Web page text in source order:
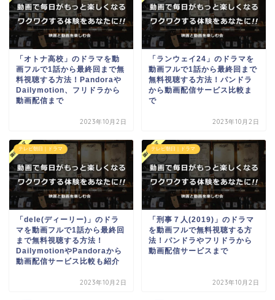
「オトナ高校」のドラマを動
画フルで1話から最終回まで無
料視聴する方法！Pandoraや
Dailymotion、フリドラから
動画配信まで
2023年10月2日
「ランウェイ24」のドラマを
動画フルで1話から最終回まで
無料視聴する方法！パンドラ
から動画配信サービス比較ま
で
2023年10月2日
テレビ朝日｜ドラマ
「dele(ディーリー)」のドラ
マを動画フルで1話から最終回
まで無料視聴する方法！
DailymotionやPandoraから
動画配信サービス比較も紹介
2023年10月2日
テレビ朝日｜ドラマ
「刑事７人(2019)」のドラマ
を動画フルで無料視聴する方
法！パンドラやフリドラから
動画配信サービスまで
2023年10月2日